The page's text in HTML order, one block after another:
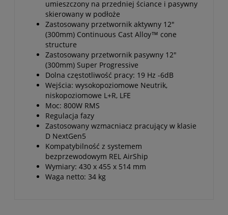
umieszczony na przedniej ściance i pasywny
skierowany w podłoże
Zastosowany przetwornik aktywny 12"
(300mm) Continuous Cast Alloy™ cone
structure
Zastosowany przetwornik pasywny 12"
(300mm) Super Progressive
Dolna częstotliwość pracy: 19 Hz -6dB
Wejścia: wysokopoziomowe Neutrik,
niskopoziomowe L+R, LFE
Moc: 800W RMS
Regulacja fazy
Zastosowany wzmacniacz pracujący w klasie
D NextGen5
Kompatybilność z systemem
bezprzewodowym REL AirShip
Wymiary: 430 x 455 x 514 mm
Waga netto: 34 kg